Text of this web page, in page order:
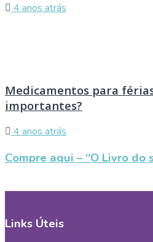
4 anos atrás
Medicamentos para
importantes?
4 anos atrás
Compre aqui – “O Livro do
Links Úteis